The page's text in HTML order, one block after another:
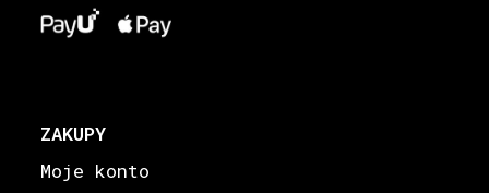
ZAKUPY
Moje konto